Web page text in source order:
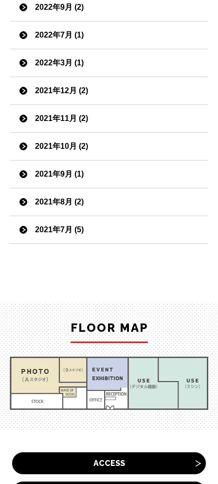
2022年9月 (2)
2022年7月 (1)
2022年3月 (1)
2021年12月 (2)
2021年11月 (2)
2021年10月 (2)
2021年9月 (1)
2021年8月 (2)
2021年7月 (5)
FLOOR MAP
ACCESS